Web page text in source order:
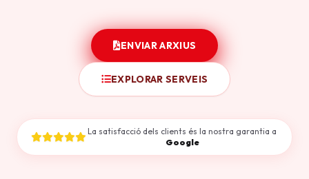
ENVIAR ARXIUS
EXPLORAR SERVEIS
La satisfacció dels clients és la nostra garantia a
Google